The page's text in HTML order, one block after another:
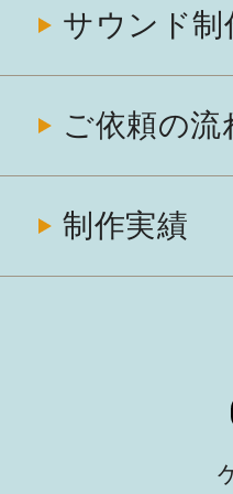
サウンド制
ご依頼の流
制作実績